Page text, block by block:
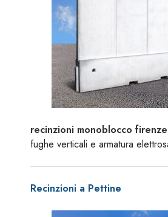
recinzioni monoblocco firenze
fughe verticali e armatura
Recinzioni a Pettine